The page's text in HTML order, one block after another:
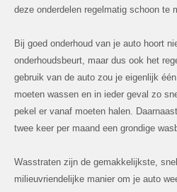
deze onderdelen regelmatig schoon te
Bij goed onderhoud van je auto hoort
onderhoudsbeurt, maar dus ook het
gebruik van de auto zou je eigenlijk
moeten wassen en in ieder geval zo
pekel er vanaf moeten halen.
twee keer per maand een grondige
Wasstraten zijn de gemakkelijkste,
milieuvriendelijke manier om je auto